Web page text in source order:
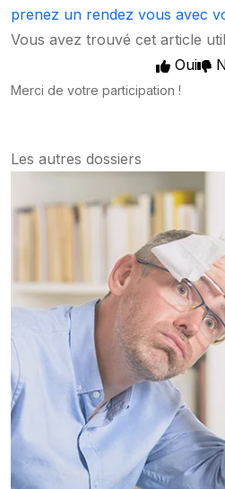
prenez un rendez vous avec
Vous avez trouvé cet article
Oui
Merci de votre participation !
Les autres dossiers